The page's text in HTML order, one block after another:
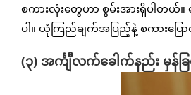
စကားလုံးတွေဟာ စွမ်းအားရှိပါတယ်။
ပါ။ ယုံကြည်ချက်အပြည့်နဲ့ စကားပြ
(၃) အင်္ကျီလက်ခေါက်နည်း မှန်ခြ